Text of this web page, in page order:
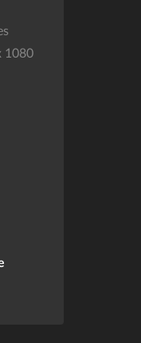
1080